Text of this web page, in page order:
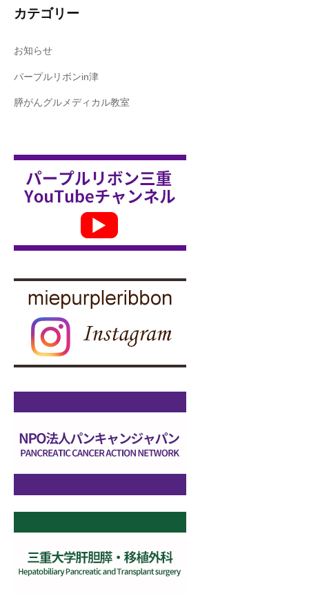
カテゴリー
お知らせ
パープルリボンin津
膵がんグルメディカル教室